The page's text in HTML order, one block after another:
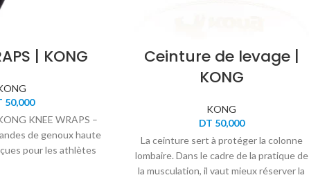
| KONG
50,000
KNEE WRAPS –
de genoux haute
pour les athlètes
Ceinture de levage |
KONG
KONG
DT 50,000
La ceinture sert à protéger la colonne
lombaire. Dans le cadre de la pratique de
la musculation, il vaut mieux réserver la